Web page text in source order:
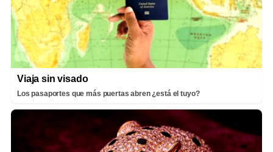
Viaja sin visado
Los pasaportes que más puertas abren ¿está el tuyo?